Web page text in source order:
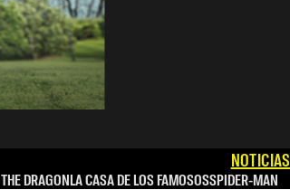
NOTICIAS
DRAGONLA CASA DE LOS FAMOSOSSPIDER-MAN